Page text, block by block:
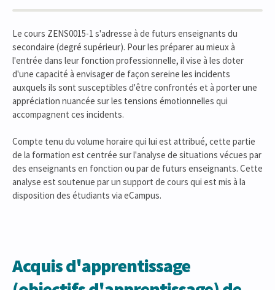
Le cours ZENS0015-1 s'adresse à de futurs enseignants du
secondaire (degré supérieur). Pour les préparer au mieux à
l'entrée dans leur fonction professionnelle, il vise à les doter
d'une capacité à envisager de façon sereine les incidents
auxquels ils sont susceptibles d'être confrontés et à porter une
appréciation nuancée sur les tensions émotionnelles qui
accompagnent ces incidents.
Compte tenu du volume horaire qui lui est attribué, cette partie
de la formation est centrée sur l'analyse de situations vécues par
des enseignants en fonction ou par de futurs enseignants. Cette
analyse est soutenue par un support de cours qui est mis à la
disposition des étudiants via eCampus.
Acquis d'apprentissage